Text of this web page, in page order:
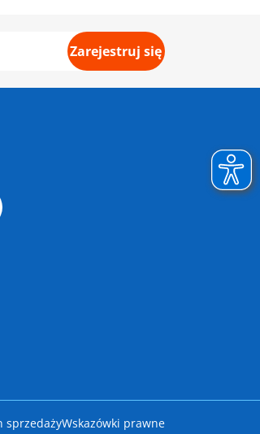
Zarejestruj się
sprzedażyWskazówki prawne